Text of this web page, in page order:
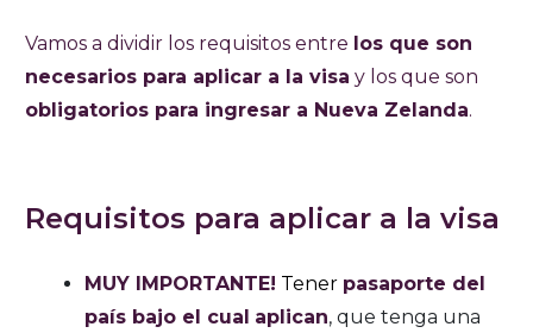
Vamos a dividir los requisitos entre los que son
necesarios para aplicar a la visa y los que son
obligatorios para ingresar a Nueva Zelanda.
Requisitos para aplicar a la visa
MUY IMPORTANTE! Tener pasaporte del
país bajo el cual aplican, que tenga una